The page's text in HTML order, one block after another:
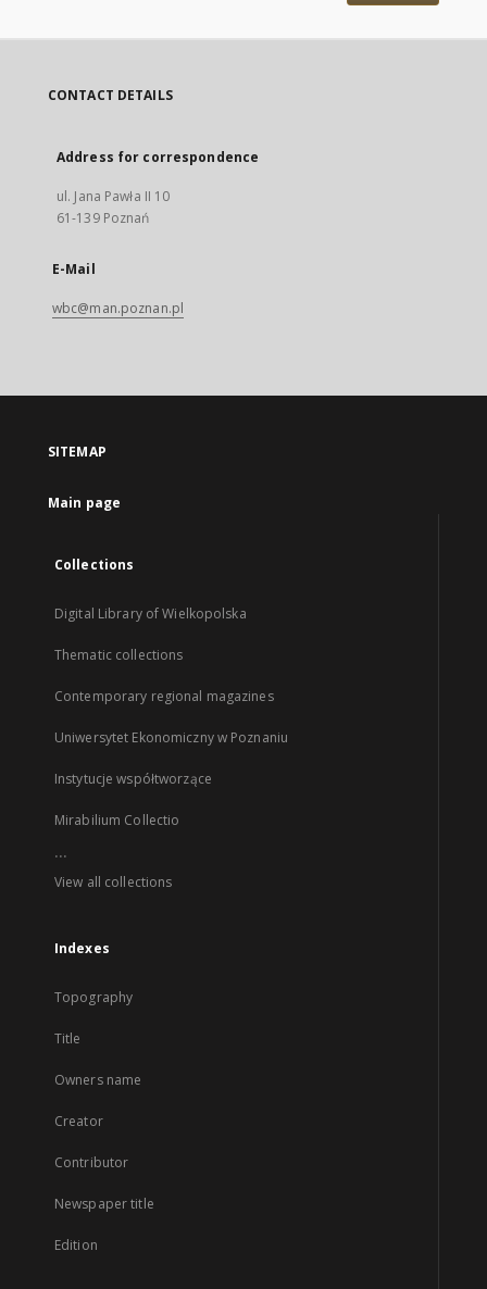
CONTACT DETAILS
Address for correspondence
ul. Jana Pawła II 10
61-139 Poznań
E-Mail
wbc@man.poznan.pl
SITEMAP
Main page
Collections
Digital Library of Wielkopolska
Thematic collections
Contemporary regional magazines
Uniwersytet Ekonomiczny w Poznaniu
Instytucje współtworzące
Mirabilium Collectio
...
View all collections
Indexes
Topography
Title
Owners name
Creator
Contributor
Newspaper title
Edition